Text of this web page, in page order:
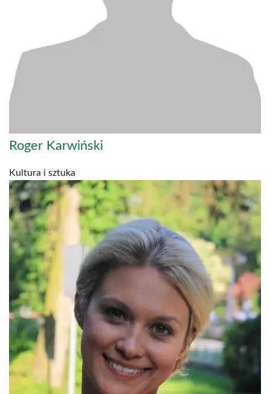
Roger Karwiński
Kultura i sztuka